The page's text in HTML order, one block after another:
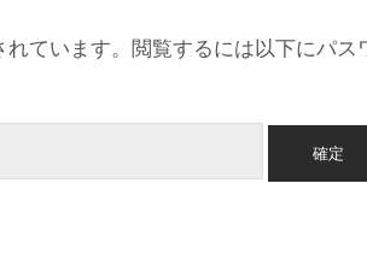
ています。閲覧するには以下にパス